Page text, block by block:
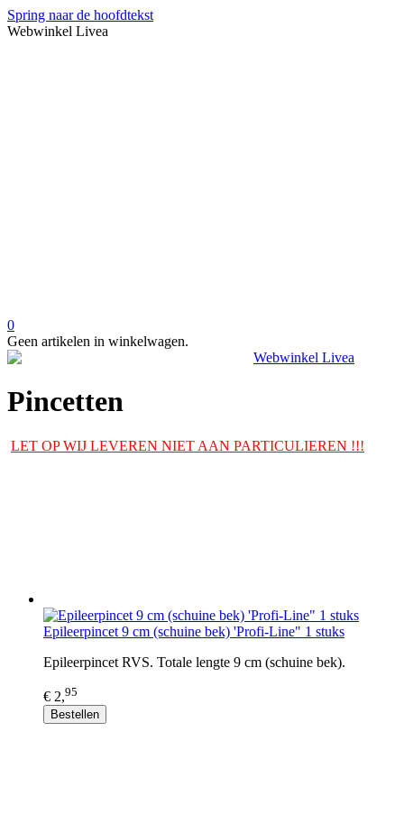
Spring naar de hoofdtekst
Webwinkel Livea
0
Geen artikelen in winkelwagen.
Pincetten
LET OP WIJ LEVEREN NIET AAN PARTICULIEREN !!!
Epileerpincet 9 cm (schuine bek) 'Profi-Line" 1 stuks
Epileerpincet RVS. Totale lengte 9 cm (schuine bek).
€ 2,95
Bestellen